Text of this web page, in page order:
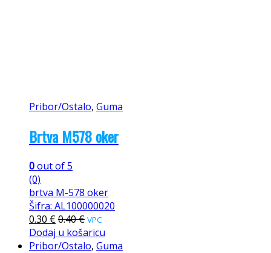
Pribor/Ostalo, Guma
Brtva M578 oker
0out of 5
(0)
brtva M-578 oker
Šifra: AL100000020
0.30 €0.40€ VPC
Dodaj u košaricu
Pribor/Ostalo, Guma